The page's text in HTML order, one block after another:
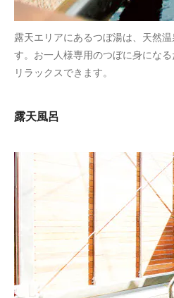
露天エリアにあるつぼ湯は、天然
す。お一人様専用のつぼに身にな
リラックスできます。
露天風呂